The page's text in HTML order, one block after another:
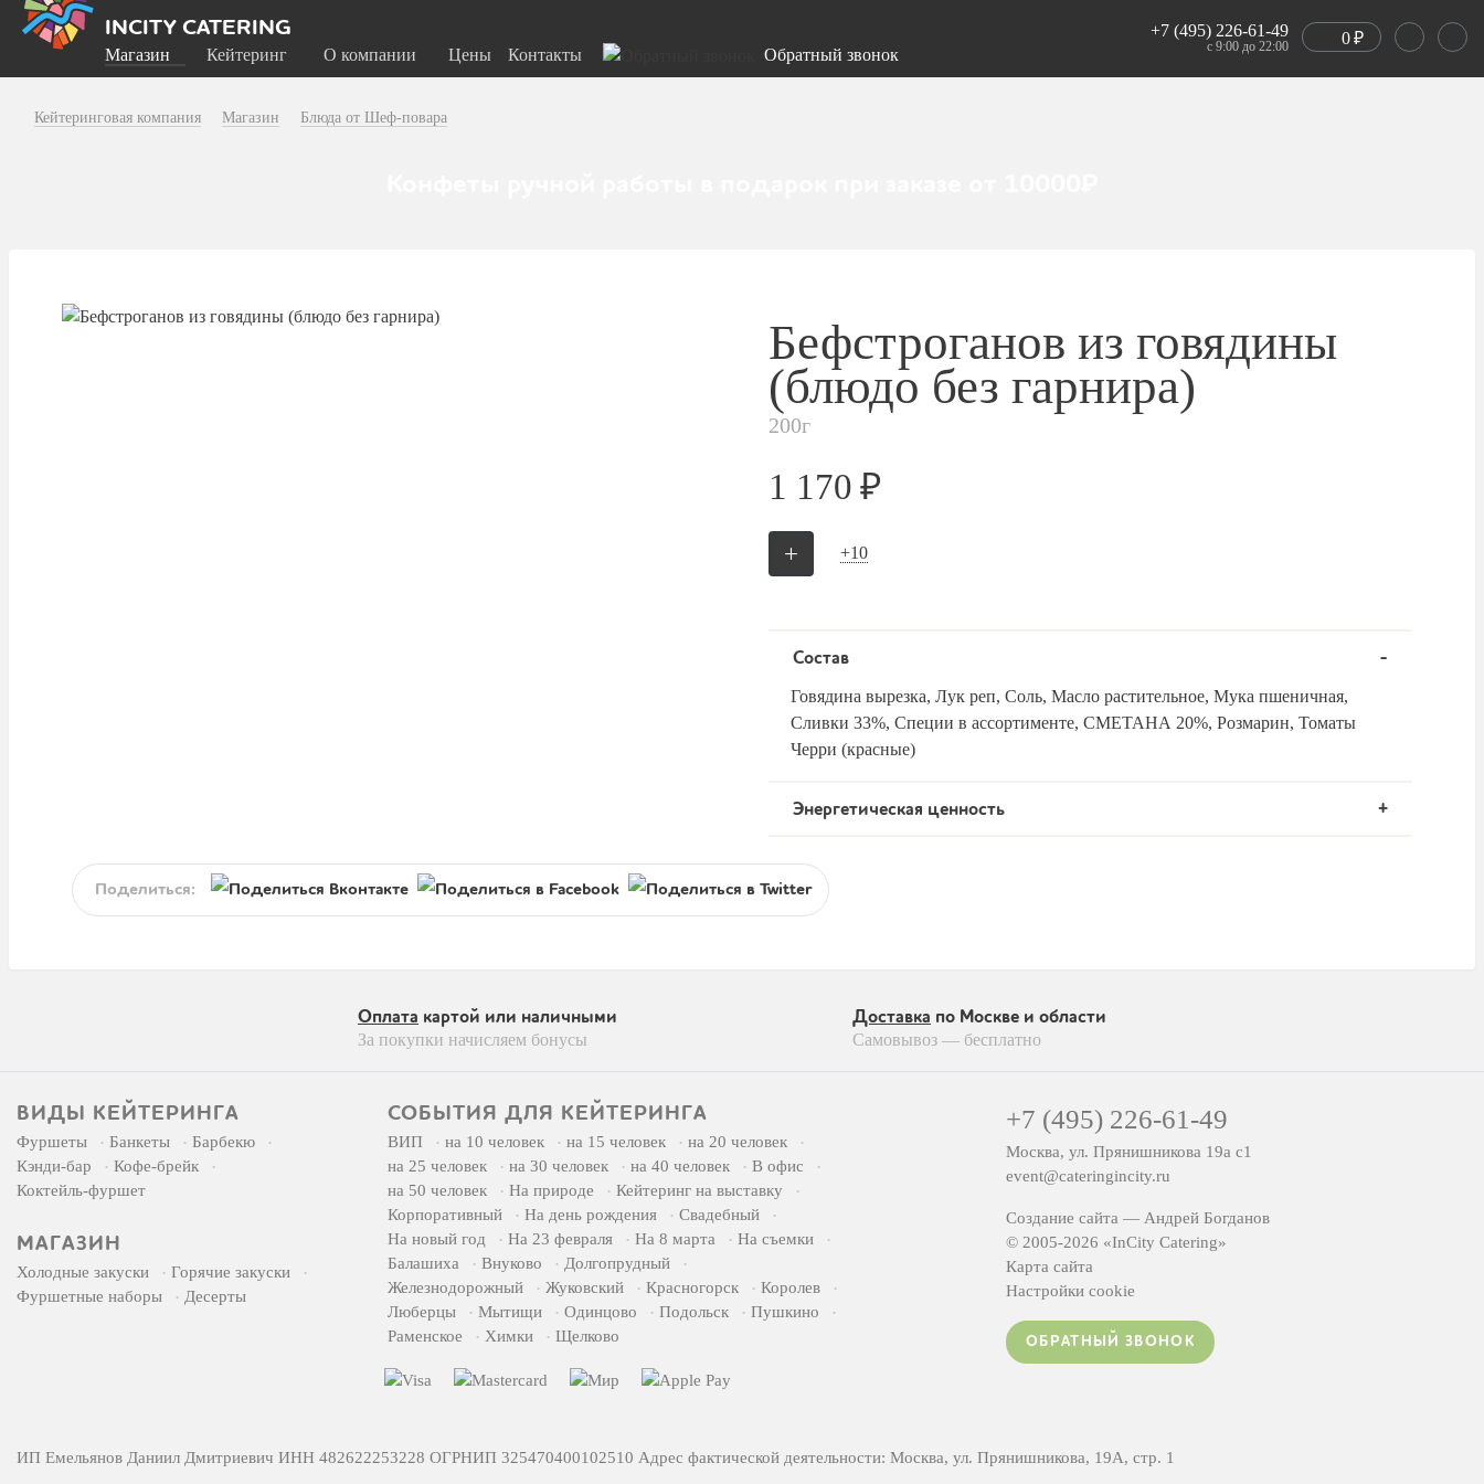
INCITY CATERING
Магазин Кейтеринг О компании Цены Контакты Обратный звонок
+7 (495) 226-61-49
с 9:00 до 22:00 0₽
Кейтеринговая компания Магазин Блюда от Шеф-повара
Бефстроганов из говядины
(блюдо без гарнира)
200г
1 170 ₽
+ +10
Состав
Говядина вырезка, Лук реп, Соль, Масло растительное, Мука пшеничная,
Сливки 33%, Специи в ассортименте, СМЕТАНА 20%, Розмарин, Томаты
Черри (красные)
Энергетическая ценность
Поделиться:
Оплата картой или наличными
За покупки начисляем бонусы
Доставка по Москве и области
Самовывоз — бесплатно
ВИДЫ КЕЙТЕРИНГА
Фуршеты Банкеты
Барбекю
Кэнди-бар
Кофе-брейк
Коктейль-фуршет
МАГАЗИН
Холодные закуски
Горячие закуски
Фуршетные наборы
Десерты
СОБЫТИЯ ДЛЯ КЕЙТЕРИНГА
ВИП на 10 человек на 15 человек
на 20 человек
на 25 человек
на 30 человек на 40 человек
В офис
на 50 человек
На природе
Кейтеринг на выставку
Корпоративный
На день рождения
Свадебный
На новый год
На 23 февраля На 8 марта
На съемки
Балашиха
Внуково
Долгопрудный
Железнодорожный
Жуковский Красногорск
Королев
Люберцы
Мытищи Одинцово Подольск
Пушкино
Раменское
Химки Щелково
+7 (495) 226-61-49
Москва, ул. Прянишникова 19а с1
event@cateringincity.ru
Создание сайта — Андрей Богданов
© 2005-2026 «InCity Catering»
Карта сайта
Настройки cookie
ОБРАТНЫЙ ЗВОНОК
ИП Емельянов Даниил Дмитриевич ИНН 482622253228 ОГРНИП 325470400102510 Адрес фактической деятельности: Москва, ул. Прянишникова, 19А, стр. 1